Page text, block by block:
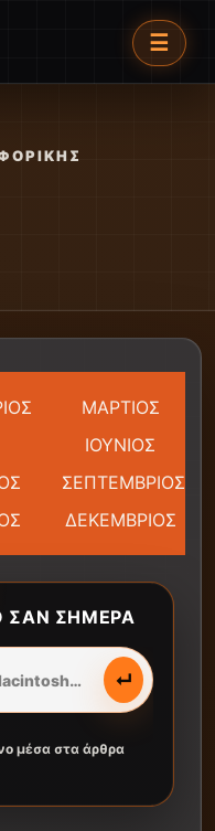
☰
ΜΑΡΤΙΟΣ
ΙΟΥΝΙΟΣ
ΣΕΠΤΕΜΒΡΙΟΣ
ΔΕΚΕΜΒΡΙΟΣ
ΣΑΝ ΣΉΜΕΡΑ
↵
μέσα στα άρθρα